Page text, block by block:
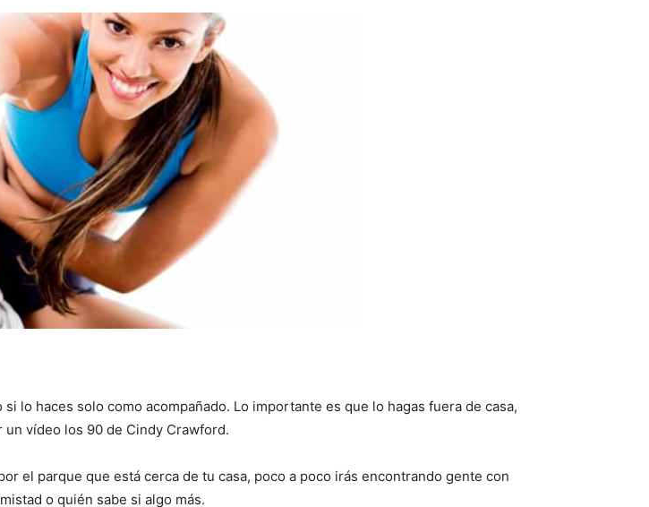
lo haces solo como acompañado. Lo importante es que lo hagas fuera de casa,
vídeo los 90 de Cindy Crawford.
el parque que está cerca de tu casa, poco a poco irás encontrando gente con
o quién sabe si algo más.